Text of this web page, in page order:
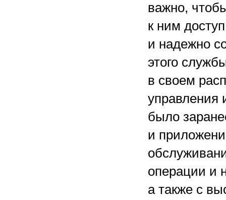
важно,
к ним
и надежно
этого
в своем
управления
было
и
операции и
а также с